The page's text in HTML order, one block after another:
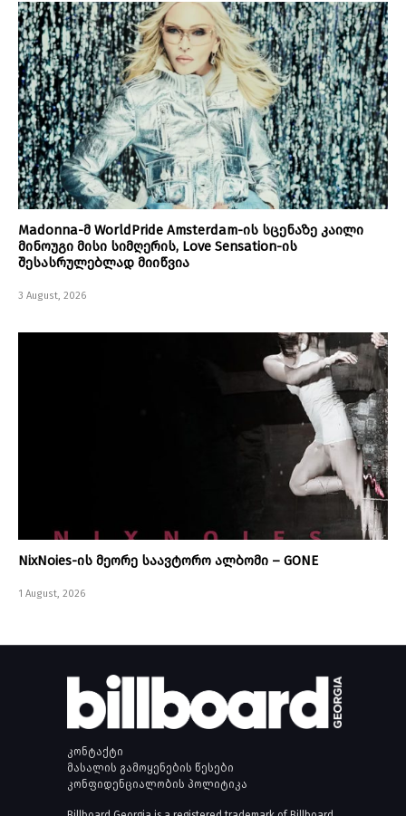
Madonna-მ WorldPride Amsterdam-ის სცენაზე კაილი
მინოუგი მისი სიმღერის, Love Sensation-ის
შესასრულებლად მიიწვია
3 August, 2026
NixNoies-ის მეორე საავტორო ალბომი – GONE
1 August, 2026
კონტაქტი
მასალის გამოყენების წესები
კონფიდენციალობის პოლიტიკა